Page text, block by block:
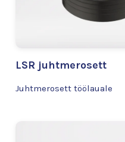
LSR juhtmerosett
Juhtmerosett töölauale